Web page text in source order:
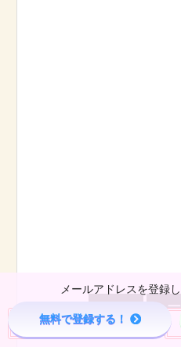
Home

メールアドレスを登録
無料で登録する！